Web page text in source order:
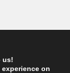
us!
on